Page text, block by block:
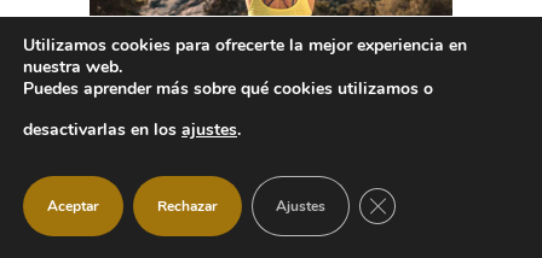
Utilizamos cookies para ofrecerte la mejor experiencia en
nuestra web.
Puedes aprender más sobre qué cookies utilizamos o
desactivarlas en los ajustes.
Aceptar Rechazar Ajustes CERRAR EL